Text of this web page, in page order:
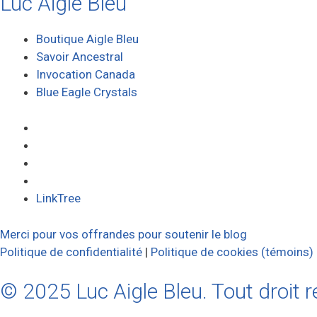
Boutique Aigle Bleu
Savoir Ancestral
Invocation Canada
Blue Eagle Crystals
LinkTree
Merci pour vos offrandes pour soutenir le blog
Politique de confidentialité | Politique de cookies (témoins)
© 2025 Luc Aigle Bleu. Tout droit